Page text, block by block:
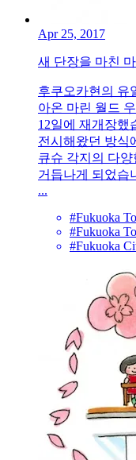
Apr 25, 2017
새 단장을 마친
후쿠오카현의 유
아온 마린 월드
12일에 재개장했
전시해왔던 방식
큐슈 각지의 다
거듭나게 되었습
...
#Fukuoka
#Fukuoka
#Fukuoka